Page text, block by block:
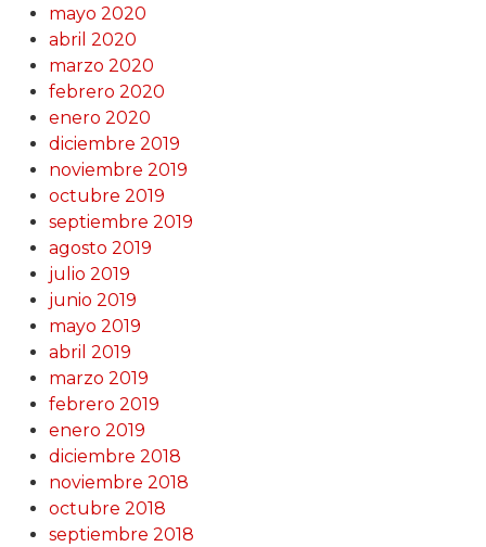
mayo 2020
abril 2020
marzo 2020
febrero 2020
enero 2020
diciembre 2019
noviembre 2019
octubre 2019
septiembre 2019
agosto 2019
julio 2019
junio 2019
mayo 2019
abril 2019
marzo 2019
febrero 2019
enero 2019
diciembre 2018
noviembre 2018
octubre 2018
septiembre 2018